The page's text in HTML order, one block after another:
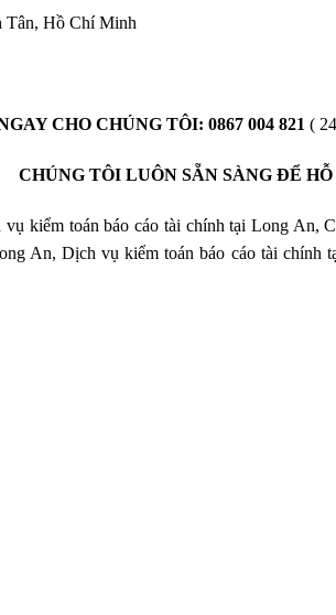
Hồ Chí Minh
CHO CHÚNG TÔI: 0867 004 821 (
CHÚNG TÔI LUÔN SẴN SÀNG ĐỂ
kiểm toán báo cáo tài chính tại Long An,
An, Dịch vụ kiểm toán báo cáo tài